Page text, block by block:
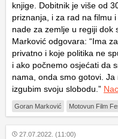
knjige. Dobitnik je više od
priznanja, i za rad na filmu
nade za zemlje u regiji dok
Marković odgovara: “Ima
privatno i koje politika ne
i ako počnemo osjećati da
nama, onda smo gotovi.
izgubim svoju slobodu.”
Goran Marković Motovun Film
27.07.2022. (11:00)